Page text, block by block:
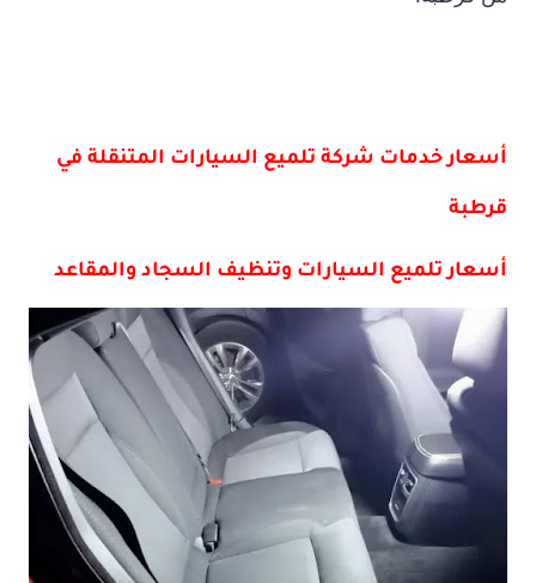
أسعار خدمات شركة تلميع السيارات المتنقلة في
قرطبة
أسعار تلميع السيارات وتنظيف السجاد والمقاعد